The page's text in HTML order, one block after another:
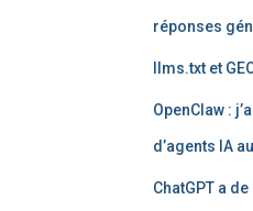
réponses
llms.txt et
OpenClaw :
d’agents IA
ChatGPT a